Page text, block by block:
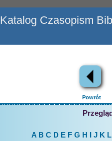
Katalog Czasopism
Powrót
A B C D EFG H J K L